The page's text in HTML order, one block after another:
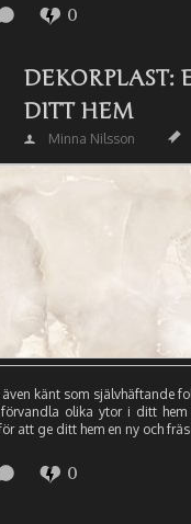
0
DEKORPLAST:
DITT HEM
Minna Nilsson
även känt som självhäftande
olika ytor i ditt
att ge ditt hem en ny och
0